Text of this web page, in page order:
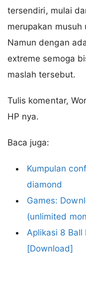
tersendiri, mulai
merupakan
Namun dengan
extreme semoga
maslah tersebut.
Tulis komentar,
HP nya.
Baca juga:
Kumpulan
diamond
Games:
(unlimited
Aplikasi 8 Ball
[Download]